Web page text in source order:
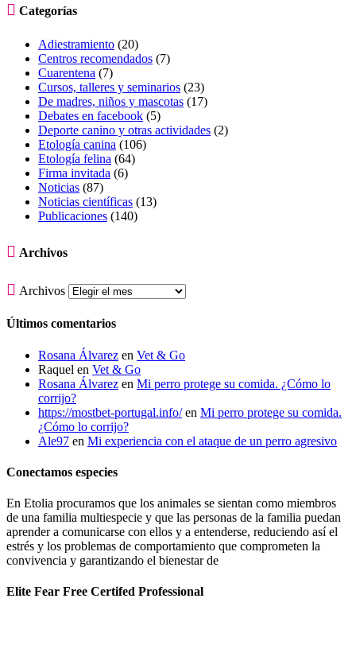
 Categorías
Adiestramiento (20)
Centros recomendados (7)
Cuarentena (7)
Cursos, talleres y seminarios (23)
De madres, niños y mascotas (17)
Debates en facebook (5)
Deporte canino y otras actividades (2)
Etología canina (106)
Etología felina (64)
Firma invitada (6)
Noticias (87)
Noticias científicas (13)
Publicaciones (140)
 Archivos
 Archivos
Últimos comentarios
Rosana Álvarez en Vet & Go
Raquel en Vet & Go
Rosana Álvarez en Mi perro protege su comida. ¿Cómo lo
corrijo?
https://mostbet-portugal.info/en Mi perro protege su comida.
¿Cómo lo corrijo?
Ale97 en Mi experiencia con el ataque de un perro agresivo
Conectamos especies
En Etolia procuramos que los animales se sientan como miembros
de una familia multiespecie y que las personas de la familia puedan
aprender a comunicarse con ellos y a entenderse, reduciendo así el
estrés y los problemas de comportamiento que comprometen la
convivencia y garantizando el bienestar de
Elite Fear Free Certifed Professional